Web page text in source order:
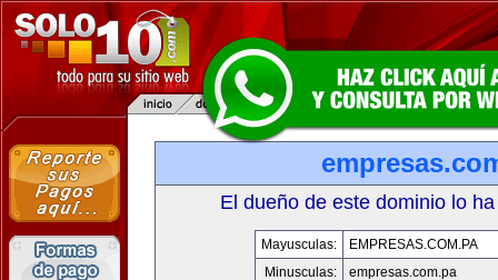
El dueño de este dominio lo
Mayusculas:
EMPRESAS.COM.PA
Minusculas:
empresas.com.pa